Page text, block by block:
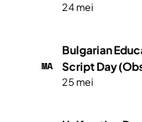
24 mei
MA
Bulgarian
Script Day
25 mei